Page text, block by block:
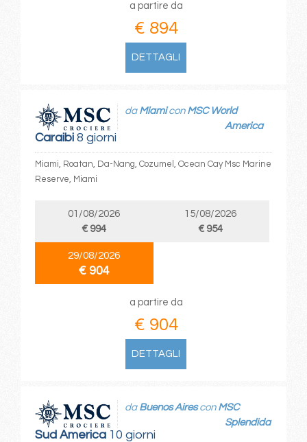
a partire da
€ 894
DETTAGLI
Caraibi8 giorni
da Miamicon MSC World
America
Miami, Roatan, Da-Nang, Cozumel, Ocean Cay Msc Marine
Reserve, Miami
01/08/2026
€ 994
15/08/2026
€ 954
29/08/2026
€ 904
a partire da
€ 904
DETTAGLI
Sud America10 giorni
da Buenos Airescon MSC
Splendida